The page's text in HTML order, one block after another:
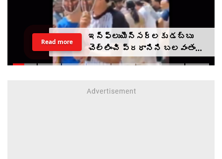
ఇన్‌ఫ్లుయెన్సర్‌లకు డబ్బు
చెల్లించి ప్రధానిని బలవంతంగా
తిట్టించారా? సీజేపీ మెడకు
Read more